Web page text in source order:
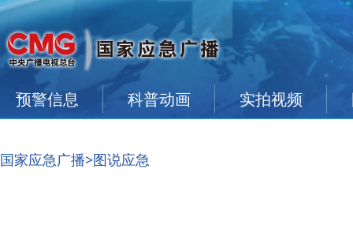
预警信息 科普动画 实拍视频
国家应急广播>图说应急